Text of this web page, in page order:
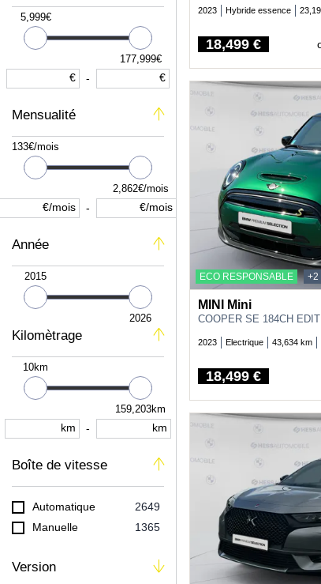
MG MOTOR
MINI
114
1
NISSAN
170
PEUGEOT
621
PORSCHE
RENAULT
934
SEAT
SKODA
9
SUZUKI
22
TOYOTA
326
VOLKSWAGEN
34
VOLVO
46
5,999€
177,999€
€ - €
Mensualité
133€/mois
2,862€/mois
€/mois - €/mois
Année
2015
2026
Kilomètrage
10km
159,203km
km - km
Boîte de vitesse
Automatique
2649
Manuelle
1365
Version
2023 Hybride essence
Price
18,499 €
ECO RESPONSABLE +2
MINI Mini
COOPER SE 184CH
2023 Electrique 43,634 km
Price
18,499 €